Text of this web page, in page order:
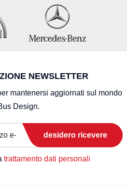
NEWSLETTER
mantenersi aggiornati sul mondo
Design.
desidero ricevere
trattamento dati personali